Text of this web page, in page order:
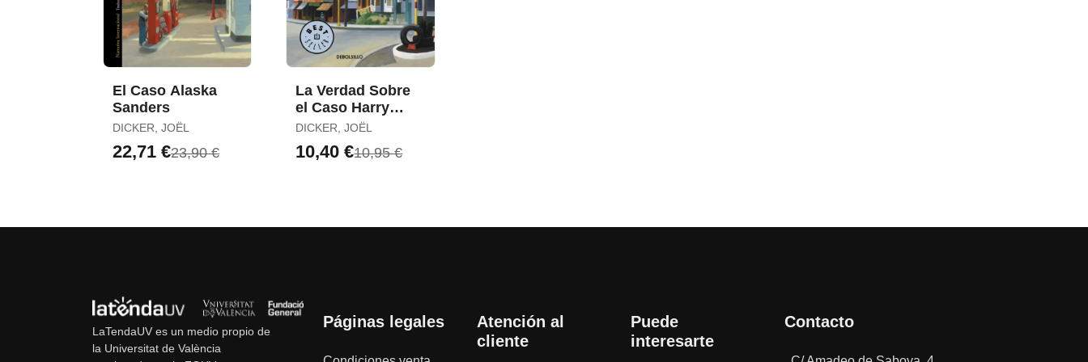
El Caso Alaska
Sanders
DICKER, JOËL
23,90 €
22,71 €
La Verdad Sobre
el Caso Harry
Quebert
DICKER, JOËL
10,95 €
10,40 €
LaTendaUV es un medio propio de
la Universitat de València
Páginas legales
Atención al
cliente
Puede
interesarte
Contacto